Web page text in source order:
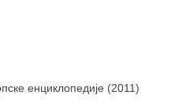
енциклопедије (2011)